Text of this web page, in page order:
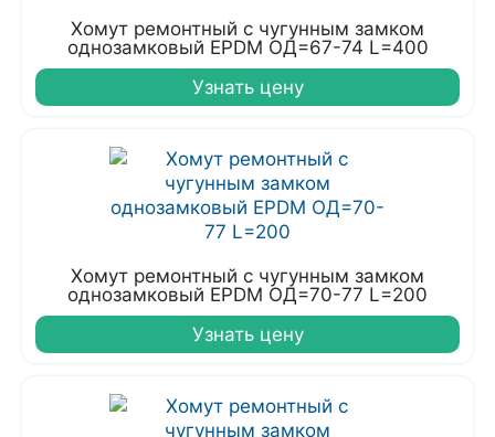
Хомут ремонтный с чугунным замком
однозамковый EPDM ОД=67-74 L=400
Узнать цену
Хомут ремонтный с чугунным замком
однозамковый EPDM ОД=70-77 L=200
Узнать цену